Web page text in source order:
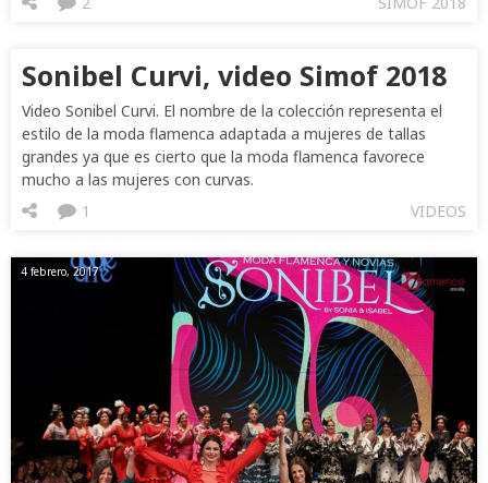
Sonibel Curvi, video Simof 2018
Video Sonibel Curvi. El nombre de la colección representa el
estilo de la moda flamenca adaptada a mujeres de tallas
grandes ya que es cierto que la moda flamenca favorece
mucho a las mujeres con curvas.
VIDEOS
1
4 febrero, 2017